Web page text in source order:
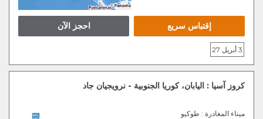
احجز الآن إقتباس سريع
3 أبريل 27
كروز آسيا : اليابان، كوريا الجنوبية - نرويجيان جاد
ميناء المغادرة : طوكيو